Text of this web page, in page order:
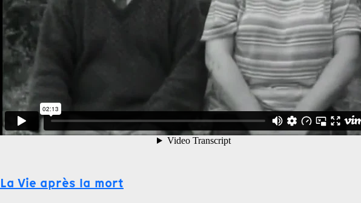
La Vie après la mort